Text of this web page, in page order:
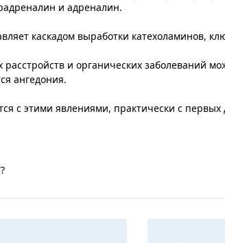
и адреналин.
каскадом выработки катехоламинов,
и органических заболеваний
ангедония.
с этими явлениями, практически с